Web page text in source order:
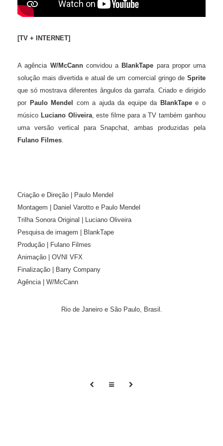
[TV + INTERNET]
A agência W/McCannconvidou aBlankTape para propor uma
solução mais divertida e atual de um comercial gringo de Sprite
que só mostrava diferentes ângulos da garrafa.Criado e dirigido
por Paulo Mendel com a ajuda da equipe da BlankTapee o
músico Luciano Oliveira, este filme para a TV também ganhou
uma versão vertical para Snapchat, ambas produzidas pela
Fulano Filmes
Criação e Direção | Paulo Mendel
Montagem | Daniel Varotto e Paulo Mendel
Trilha Sonora Original | Luciano Oliveira
Pesquisa de imagem | BlankTape
Produção | Fulano Filmes
Animação | OVNI VFX
Finalização | Barry Company
Agência | W/McCann
Rio de Janeiro e São Paulo, Brasil.